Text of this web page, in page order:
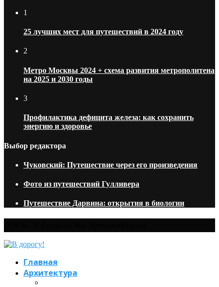
1
25 лучших мест для путешествий в 2024 году
2
Метро Москвы 2024 + схема развития метрополитена
на 2025 и 2030 годы
3
Профилактика дефицита железа: как сохранить
энергию и здоровье
Выбор редактора
Чуковский: Путешествие через его произведения
Фото из путешествий Гулливера
Путешествие Дарвина: открытия в биологии
Главная
Архитектура